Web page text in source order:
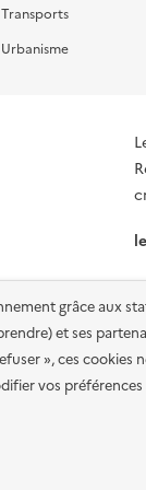
grâce aux
et ses
», ces cookies
vos
Transports
Urbanisme
Mentions